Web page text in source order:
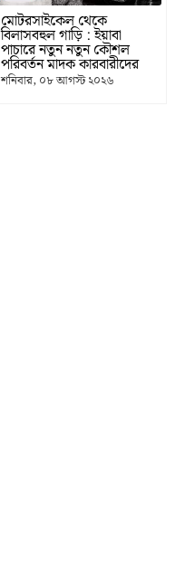
মোটরসাইকেল থেকে
বিলাসবহুল গাড়ি : ইয়াবা
পাচারে নতুন নতুন কৌশল
পরিবর্তন মাদক কারবারীদের
শনিবার, ০৮ আগস্ট ২০২৬